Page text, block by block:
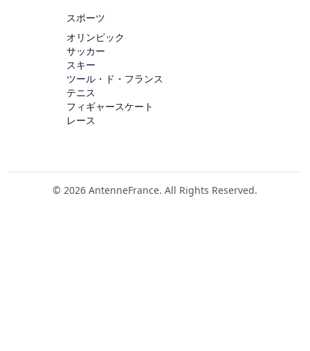
スポーツ
オリンピック
サッカー
スキー
ツール・ド・フランス
テニス
フィギャースケート
レース
© 2026 AntenneFrance. All Rights Reserved.